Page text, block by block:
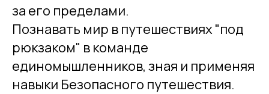
за его пределами.
Познавать мир в путешествиях "под
рюкзаком" в команде
единомышленников, зная и применяя
навыки Безопасного путешествия.